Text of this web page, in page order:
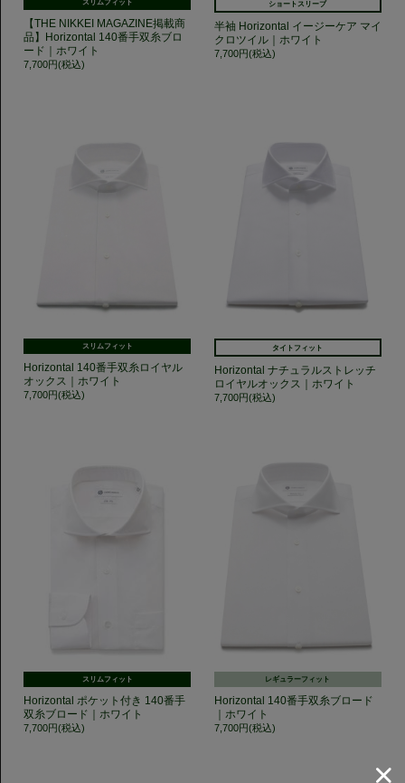
スリムフィット
【THE NIKKEI MAGAZINE掲載商
品】Horizontal 140番手双糸ブロ
ード｜ホワイト
7,700円(税込)
ショートスリーブ
半袖 Horizontal イージーケア マイ
クロツイル｜ホワイト
7,700円(税込)
スリムフィット
Horizontal 140番手双糸ロイヤル
オックス｜ホワイト
7,700円(税込)
タイトフィット
Horizontal ナチュラルストレッチ
ロイヤルオックス｜ホワイト
7,700円(税込)
スリムフィット
Horizontal ポケット付き 140番手
双糸ブロード｜ホワイト
7,700円(税込)
レギュラーフィット
Horizontal 140番手双糸ブロード
｜ホワイト
7,700円(税込)